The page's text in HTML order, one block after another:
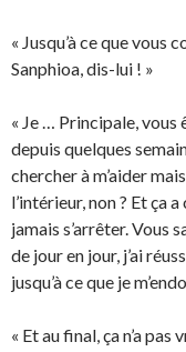
« Jusqu’à ce que vous
Sanphioa, dis-lui ! »
« Je … Principale, vous
depuis quelques
chercher à m’aider
l’intérieur, non ? Et ça
jamais s’arrêter. Vous
de jour en jour, j’ai
jusqu’à ce que je
« Et au final, ça n’a